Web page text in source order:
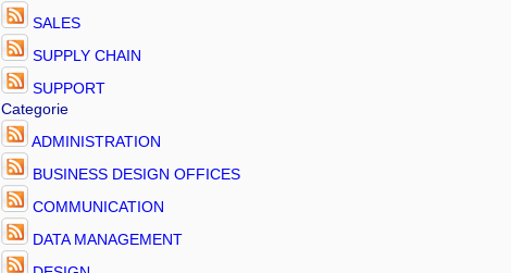
SALES
SUPPLY CHAIN
SUPPORT
Categorie
ADMINISTRATION
BUSINESS DESIGN OFFICES
COMMUNICATION
DATA MANAGEMENT